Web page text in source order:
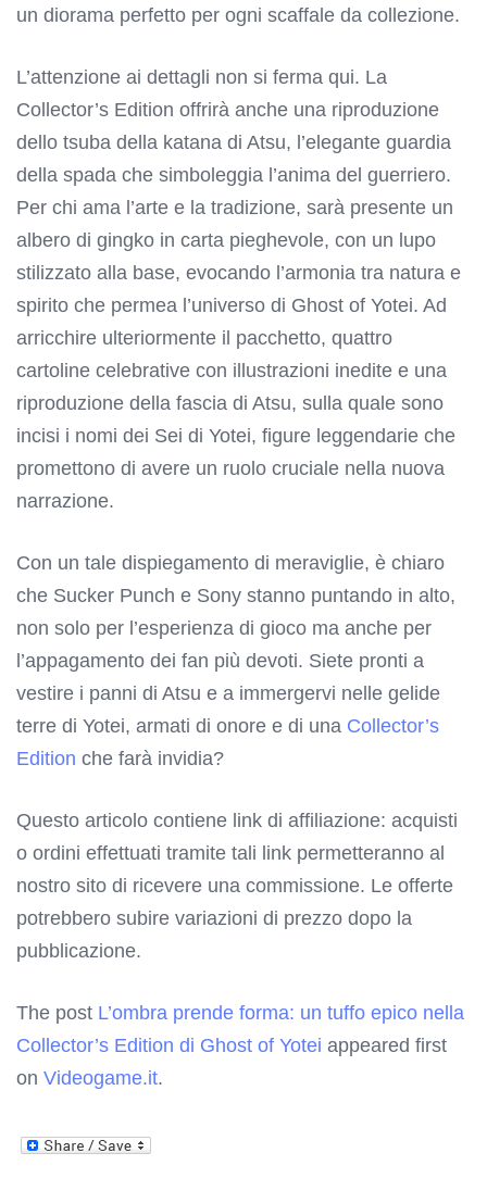
un diorama perfetto per ogni scaffale da collezione.
L’attenzione ai dettagli non si ferma qui. La
Collector’s Edition offrirà anche una riproduzione
dello tsuba della katana di Atsu, l’elegante guardia
della spada che simboleggia l’anima del guerriero.
Per chi ama l’arte e la tradizione, sarà presente un
albero di gingko in carta pieghevole, con un lupo
stilizzato alla base, evocando l’armonia tra natura e
spirito che permea l’universo di Ghost of Yotei. Ad
arricchire ulteriormente il pacchetto, quattro
cartoline celebrative con illustrazioni inedite e una
riproduzione della fascia di Atsu, sulla quale sono
incisi i nomi dei Sei di Yotei, figure leggendarie che
promettono di avere un ruolo cruciale nella nuova
narrazione.
Con un tale dispiegamento di meraviglie, è chiaro
che Sucker Punch e Sony stanno puntando in alto,
non solo per l’esperienza di gioco ma anche per
l’appagamento dei fan più devoti. Siete pronti a
vestire i panni di Atsu e a immergervi nelle gelide
terre di Yotei, armati di onore e di una Collector’s
Edition che farà invidia?
Questo articolo contiene link di affiliazione: acquisti
o ordini effettuati tramite tali link permetteranno al
nostro sito di ricevere una commissione. Le offerte
potrebbero subire variazioni di prezzo dopo la
pubblicazione.
The post L’ombra prende forma: un tuffo epico nella
Collector’s Edition di Ghost of Yotei appeared first
on Videogame.it.